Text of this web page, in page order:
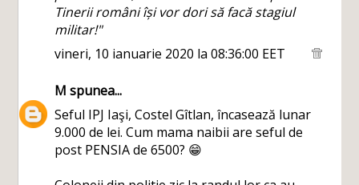
Tinerii români își vor dori să facă stagiul
militar!"
vineri, 10 ianuarie 2020 la 08:36:00 EET
M spunea...
Seful IPJ Iaşi, Costel Gîtlan, încasează lunar
9.000 de lei. Cum mama naibii are seful de
post PENSIA de 6500? 😁